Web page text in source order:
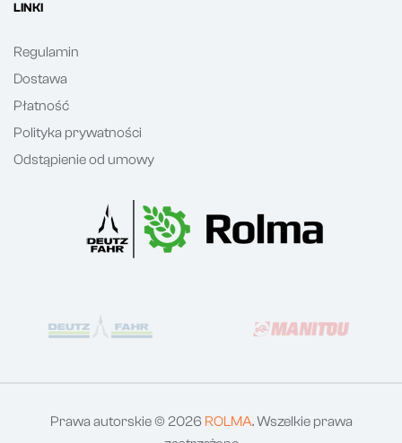
LINKI
Regulamin
Dostawa
Płatność
Polityka prywatności
Odstąpienie od umowy
Prawa autorskie © 2026 ROLMA. Wszelkie prawa